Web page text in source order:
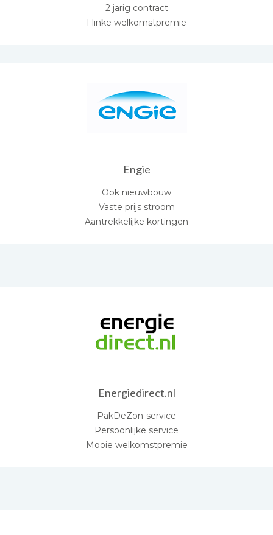
2 jarig contract
Flinke welkomstpremie
Engie
Ook nieuwbouw
Vaste prijs stroom
Aantrekkelijke kortingen
Energiedirect.nl
PakDeZon-service
Persoonlijke service
Mooie welkomstpremie